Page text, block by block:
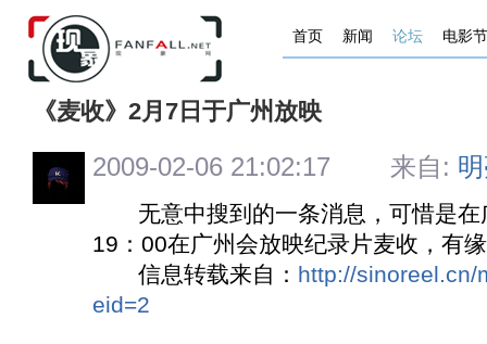
首页 新闻 论坛 电影节
《麦收》2月7日于广州放映
2009-02-06 21:02:17 来自:
无意中搜到的一条消息，可惜是在
19：00在广州会放映纪录片麦收，有
信息转载来自： http://sinoreel.cn/
eid=2